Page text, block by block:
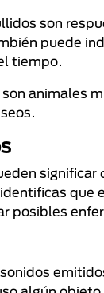
son
puede
tiempo.
animales
que
posibles